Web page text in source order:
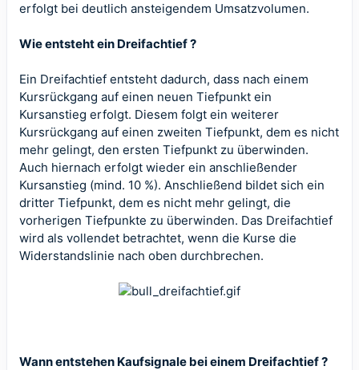
erfolgt bei deutlich ansteigendem Umsatzvolumen.
Wie entsteht ein Dreifachtief ?
Ein Dreifachtief entsteht dadurch, dass nach einem
Kursrückgang auf einen neuen Tiefpunkt ein
Kursanstieg erfolgt. Diesem folgt ein weiterer
Kursrückgang auf einen zweiten Tiefpunkt, dem es nicht
mehr gelingt, den ersten Tiefpunkt zu überwinden.
Auch hiernach erfolgt wieder ein anschließender
Kursanstieg (mind. 10 %). Anschließend bildet sich ein
dritter Tiefpunkt, dem es nicht mehr gelingt, die
vorherigen Tiefpunkte zu überwinden. Das Dreifachtief
wird als vollendet betrachtet, wenn die Kurse die
Widerstandslinie nach oben durchbrechen.
Wann entstehen Kaufsignale bei einem Dreifachtief ?